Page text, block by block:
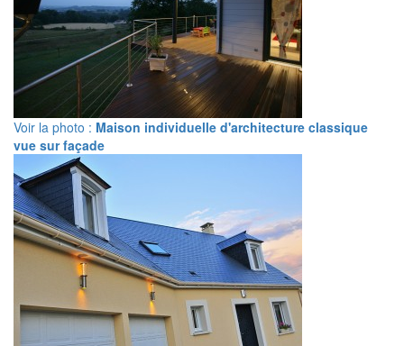
Voir la photo : Maison individuelle d'architecture classique
vue sur façade